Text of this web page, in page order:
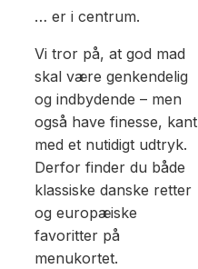
… er i centrum.
Vi tror på, at god mad
skal være genkendelig
og indbydende – men
også have finesse, kant
med et nutidigt udtryk.
Derfor finder du både
klassiske danske retter
og europæiske
favoritter på
menukortet.